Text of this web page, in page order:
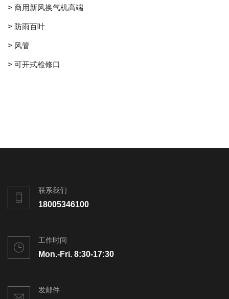
> 商用新风换气机高端
> 防雨百叶
> 风管
> 可开式检修口
联系我们
18005346100
工作时间
Mon.-Fri. 8:30-17:30
发邮件